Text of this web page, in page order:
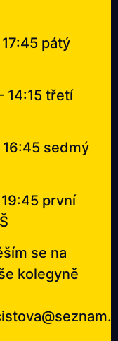
pátý
třetí
sedmý
první
se na
kolegyně